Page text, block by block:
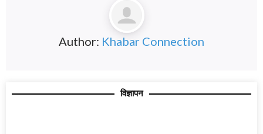
Author: Khabar Connection
विज्ञापन